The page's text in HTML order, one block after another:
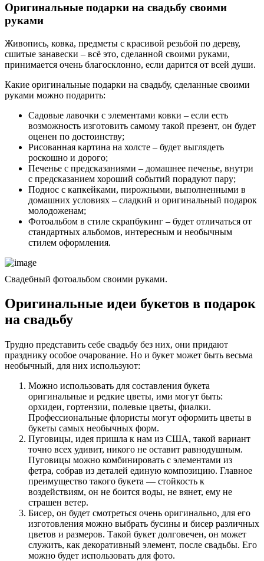
Оригинальные подарки на свадьбу своими
руками
Живопись, ковка, предметы с красивой резьбой по дереву,
сшитые занавески – всё это, сделанной своими руками,
принимается очень благосклонно, если дарится от всей души.
Какие оригинальные подарки на свадьбу, сделанные своими
руками можно подарить:
Садовые лавочки с элементами ковки – если есть
возможность изготовить самому такой презент, он будет
оценен по достоинству;
Рисованная картина на холсте – будет выглядеть
роскошно и дорого;
Печенье с предсказаниями – домашнее печенье, внутри
с предсказанием хороший событий порадуют пару;
Поднос с капкейками, пирожными, выполненными в
домашних условиях – сладкий и оригинальный подарок
молодоженам;
Фотоальбом в стиле скрапбукинг – будет отличаться от
стандартных альбомов, интересным и необычным
стилем оформления.
Свадебный фотоальбом своими руками.
Оригинальные идеи букетов в подарок
на свадьбу
Трудно представить себе свадьбу без них, они придают
празднику особое очарование. Но и букет может быть весьма
необычный, для них используют:
Можно использовать для составления букета
оригинальные и редкие цветы, ими могут быть:
орхидеи, гортензии, полевые цветы, фиалки.
Профессиональные флористы могут оформить цветы в
букеты самых необычных форм.
Пуговицы, идея пришла к нам из США, такой вариант
точно всех удивит, никого не оставит равнодушным.
Пуговицы можно комбинировать с элементами из
фетра, собрав из деталей единую композицию. Главное
преимущество такого букета — стойкость к
воздействиям, он не боится воды, не вянет, ему не
страшен ветер.
Бисер, он будет смотреться очень оригинально, для его
изготовления можно выбрать бусины и бисер различных
цветов и размеров. Такой букет долговечен, он может
служить, как декоративный элемент, после свадьбы. Его
можно будет использовать для фото.